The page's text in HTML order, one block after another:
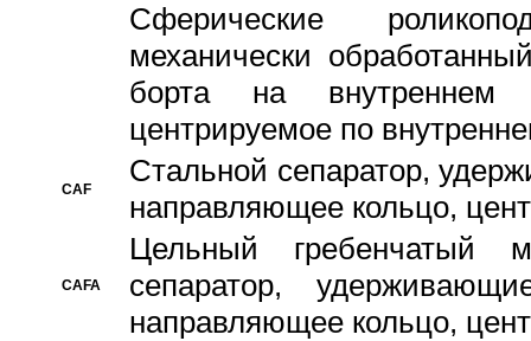
Сферические
механически
борта на внутреннем
центрируемое по
CAF
Стальной сепаратор,
направляющее кольцо,
CAFA
Цельный гребенчатый
сепаратор,
направляющее кольцо,